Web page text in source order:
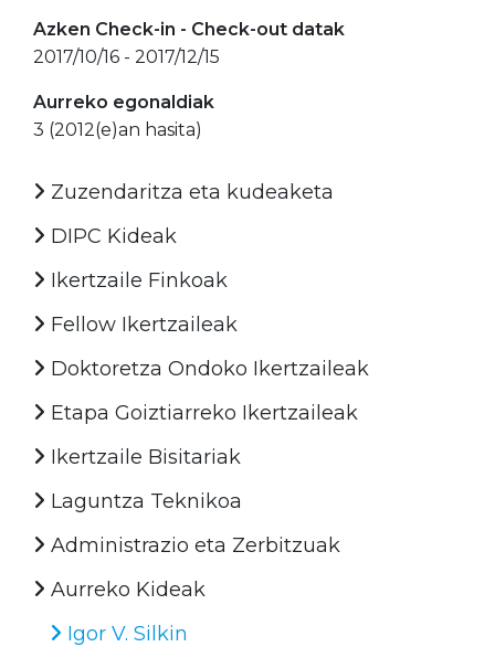
Azken Check-in - Check-out datak
2017/10/16 - 2017/12/15
Aurreko egonaldiak
3 (2012(e)an hasita)
Zuzendaritza eta kudeaketa
DIPC Kideak
Ikertzaile Finkoak
Fellow Ikertzaileak
Doktoretza Ondoko Ikertzaileak
Etapa Goiztiarreko Ikertzaileak
Ikertzaile Bisitariak
Laguntza Teknikoa
Administrazio eta Zerbitzuak
Aurreko Kideak
Igor V. Silkin